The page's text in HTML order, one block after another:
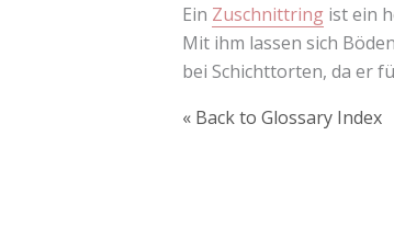
Ein Zuschnittring ist ein
Mit ihm lassen sich
bei Schichttorten, da er
« Back to Glossary Index